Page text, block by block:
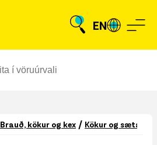
EN
Brauð, kökur og kex / Kökur og